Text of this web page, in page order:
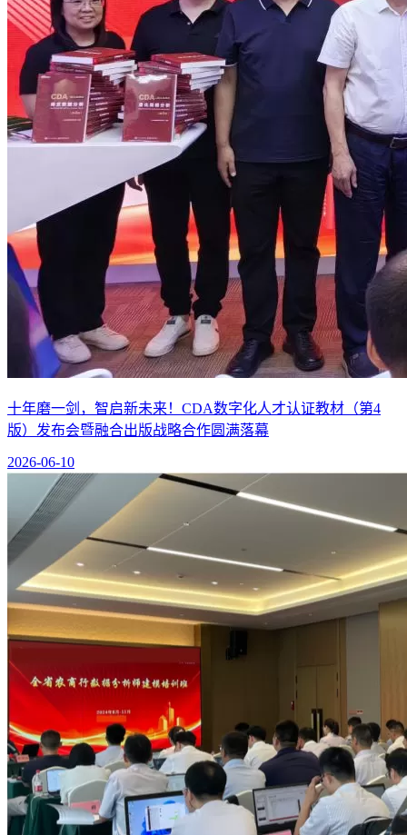
十年磨一剑，智启新未来！CDA数字化人才认证教材（第4
版）发布会暨融合出版战略合作圆满落幕
2026-06-10